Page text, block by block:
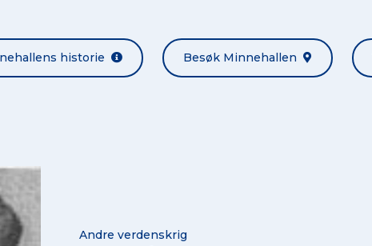
historie Besøk Minnehallen
Andre verdenskrig